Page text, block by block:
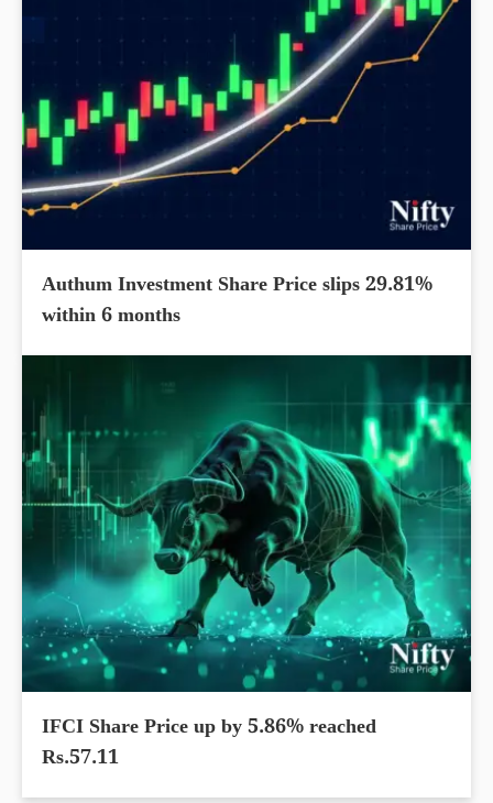
Authum Investment Share Price slips 29.81%
within 6 months
IFCI Share Price up by 5.86% reached
Rs.57.11